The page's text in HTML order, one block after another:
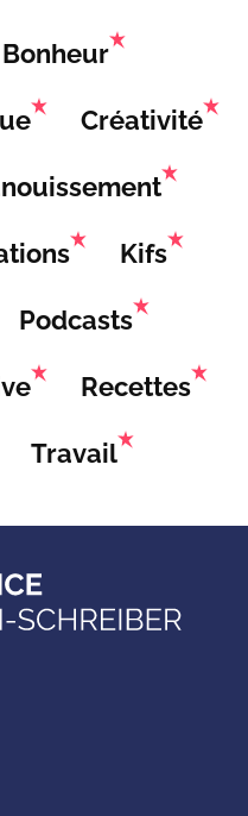
Bonheur
Créativité
Kifs
Podcasts
Recettes
Travail